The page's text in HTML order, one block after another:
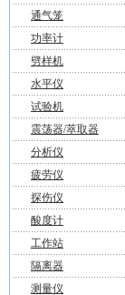
通气笼
功率计
劈样机
水平仪
试验机
震荡器/萃取器
分析仪
疲劳仪
探伤仪
酸度计
工作站
隔离器
测量仪